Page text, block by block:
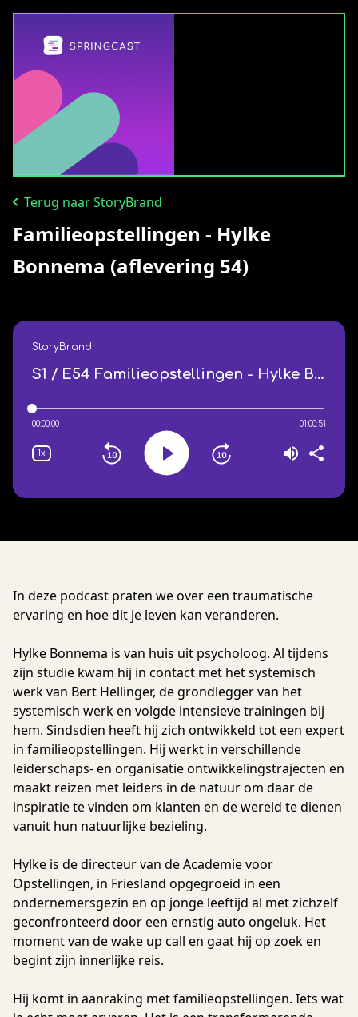
Terug naar StoryBrand
Familieopstellingen - Hylke
Bonnema (aflevering 54)
In deze podcast praten we over een traumatische
ervaring en hoe dit je leven kan veranderen.
Hylke Bonnema is van huis uit psycholoog. Al tijdens
zijn studie kwam hij in contact met het systemisch
werk van Bert Hellinger, de grondlegger van het
systemisch werk en volgde intensieve trainingen bij
hem. Sindsdien heeft hij zich ontwikkeld tot een expert
in familieopstellingen. Hij werkt in verschillende
leiderschaps- en organisatie ontwikkelingstrajecten en
maakt reizen met leiders in de natuur om daar de
inspiratie te vinden om klanten en de wereld te dienen
vanuit hun natuurlijke bezieling.
Hylke is de directeur van de Academie voor
Opstellingen, in Friesland opgegroeid in een
ondernemersgezin en op jonge leeftijd al met zichzelf
geconfronteerd door een ernstig auto ongeluk. Het
moment van de wake up call en gaat hij op zoek en
begint zijn innerlijke reis.
Hij komt in aanraking met familieopstellingen. Iets wat